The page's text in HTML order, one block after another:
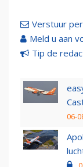
Verstuur
Meld u aan
Tip de
06-